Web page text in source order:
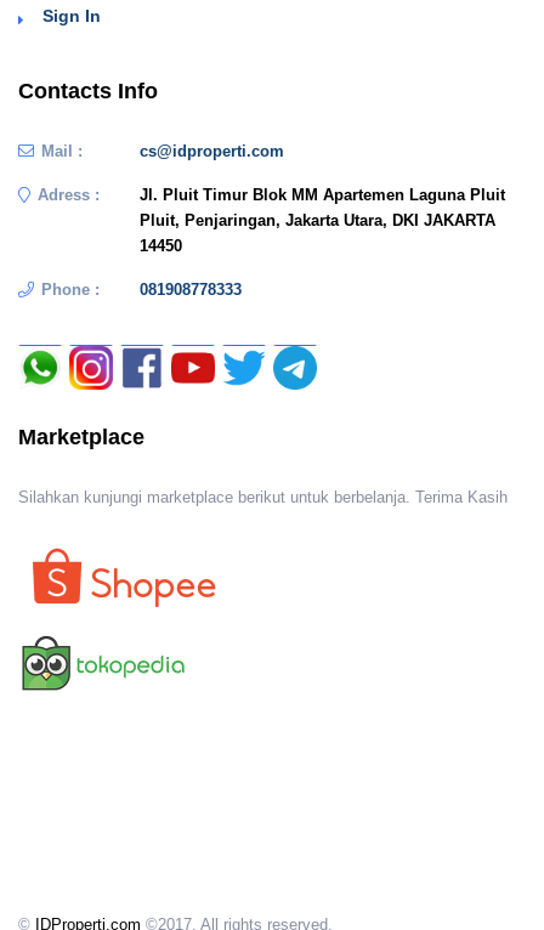
Sign In
Contacts Info
Mail : cs@idproperti.com
Adress :
Jl. Pluit Timur Blok MM Apartemen Laguna Pluit
Pluit, Penjaringan, Jakarta Utara, DKI JAKARTA
14450
Phone : 081908778333
Marketplace
Silahkan kunjungi marketplace berikut untuk berbelanja. Terima Kasih
© IDProperti.com ©2017. All rights reserved.